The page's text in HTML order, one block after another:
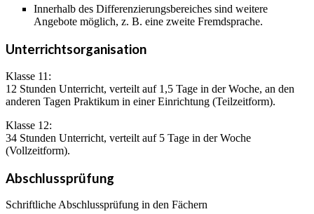
Innerhalb des Differenzierungsbereiches sind weitere
Angebote möglich, z. B. eine zweite Fremdsprache.
Unterrichtsorganisation
Klasse 11:
12 Stunden Unterricht, verteilt auf 1,5 Tage in der Woche, an den
anderen Tagen Praktikum in einer Einrichtung (Teilzeitform).
Klasse 12:
34 Stunden Unterricht, verteilt auf 5 Tage in der Woche
(Vollzeitform).
Abschlussprüfung
Schriftliche Abschlussprüfung in den Fächern